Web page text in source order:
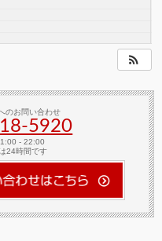
のお問い合わせ
- 22:00
24時間です